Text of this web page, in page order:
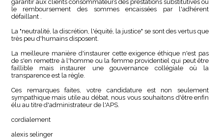
garantir aux clients consommateurs des prestations substitutives ou
le remboursement des sommes encaissées par l'adhérent
défaillant .
La "neutralité, la discrétion, l'équité, la justice" se sont des vertus que
très peu d'humains disposent.
La meilleure manière d'instaurer cette exigence éthique n'est pas
de s'en remettre à l'homme ou la femme providentiel qui peut être
faillible mais instaurer une gouvernance collégiale où la
transparence est la règle.
Ces remarques faites, votre candidature est non seulement
sympathique mais utile au débat, nous vous souhaitons d'être enfin
élu au titre d'administrateur de l'APS.
cordialement
alexis selinger